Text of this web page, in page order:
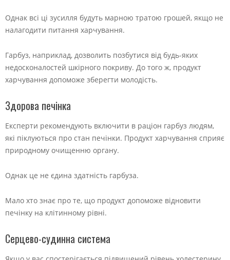
Однак всі ці зусилля будуть марною тратою грошей, якщо не
налагодити питання харчування.
Гарбуз, наприклад, дозволить позбутися від будь-яких
недосконалостей шкірного покриву. До того ж, продукт
харчування допоможе зберегти молодість.
Здорова печінка
Експерти рекомендують включити в раціон гарбуз людям,
які піклуються про стан печінки. Продукт харчування сприяє
природному очищенню органу.
Однак це не єдина здатність гарбуза.
Мало хто знає про те, що продукт допоможе відновити
печінку на клітинному рівні.
Серцево-судинна система